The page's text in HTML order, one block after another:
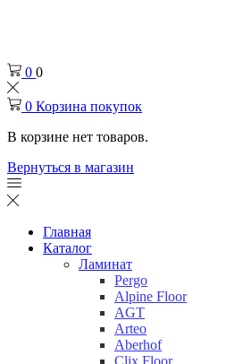
0 0
0 Корзина покупок
В корзине нет товаров.
Вернуться в магазин
Главная
Каталог
Ламинат
Pergo
Alpine Floor
AGT
Arteo
Aberhof
Clix Floor